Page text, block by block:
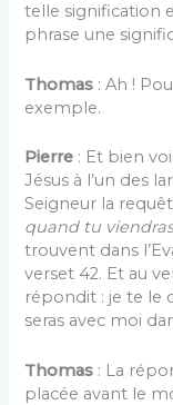
telle signification
phrase une
Thomas : Ah !
exemple.
Pierre : Et bien
Jésus à l’un des
Seigneur la
quand tu
trouvent dans
verset 42. Et au
répondit : je te le
seras avec moi
Thomas : La
placée avant le